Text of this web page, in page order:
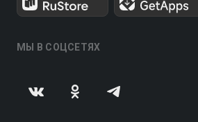
МЫ В СОЦСЕТЯХ